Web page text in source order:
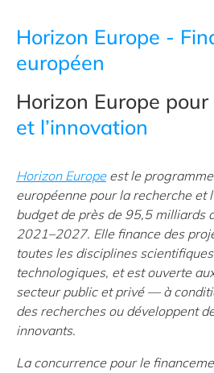
Horizon Europe -
européen
Horizon Europe pour
et l’innovation
Horizon Europeest le programme
européenne pour la recherche et
budget de près de 95,5 milliards
2021–2027. Elle finance des
toutes les disciplines
technologiques, et est ouverte
secteur public et privé — à
des recherches ou développent
innovants.
La concurrence pour le